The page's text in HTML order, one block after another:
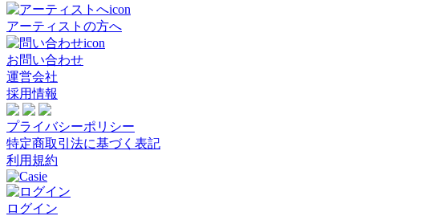
アーティストの方へ
お問い合わせ
運営会社
採用情報
プライバシーポリシー
特定商取引法に基づく表記
利用規約
ログイン